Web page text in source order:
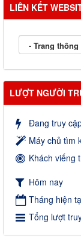
LIÊN KẾT
LƯỢT NGƯỜI
Đang truy
Máy chủ tìm
Khách viếng
Hôm nay
Tháng hiện
Tổng lượt